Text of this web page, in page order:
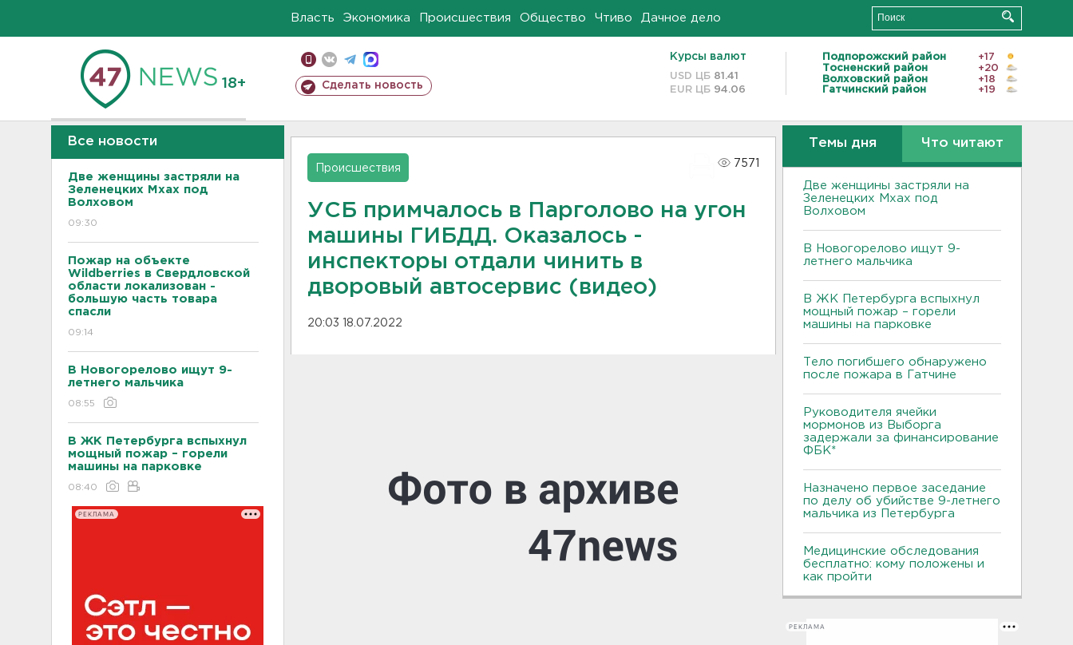
Власть Экономика Происшествия Общество Чтиво Дачное дело
18+ Сделать новость
Курсы валют
USD ЦБ 81.41
EUR ЦБ 94.06
Подпорожский район
+17
Тосненский район
+20
Волховский район
+18
Гатчинский район
+19
Все новости
Две женщины застряли на
Зеленецких Мхах под
Волховом
09:30
Пожар на объекте
Wildberries в Свердловской
области локализован -
большую часть товара
спасли
09:14
В Новогорелово ищут 9-
летнего мальчика
08:55
В ЖК Петербурга вспыхнул
мощный пожар – горели
машины на парковке
08:40
РЕКЛАМА
Происшествия
7571
УСБ примчалось в Парголово на угон
машины ГИБДД. Оказалось -
инспекторы отдали чинить в
дворовый автосервис (видео)
20:03 18.07.2022
Темы дня Что читают
Две женщины застряли на
Зеленецких Мхах под
Волховом
В Новогорелово ищут 9-
летнего мальчика
В ЖК Петербурга вспыхнул
мощный пожар – горели
машины на парковке
Тело погибшего обнаружено
после пожара в Гатчине
Руководителя ячейки
мормонов из Выборга
задержали за финансирование
ФБК*
Назначено первое заседание
по делу об убийстве 9-летнего
мальчика из Петербурга
Медицинские обследования
бесплатно: кому положены и
как пройти
РЕКЛАМА